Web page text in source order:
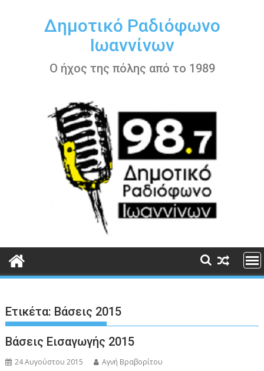
περιεχόμενοΔημοτικό Ραδιόφωνο
Ιωαννίνων
Ο ήχος της πόλης από το 1989
Ετικέτα: Βάσεις 2015
Βάσεις Εισαγωγής 2015
24 Αυγούστου 2015 Αγνή Βραβορίτου